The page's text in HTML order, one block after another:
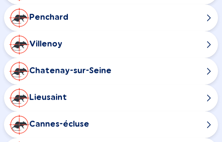
Penchard
Villenoy
Chatenay-sur-Seine
Lieusaint
Cannes-écluse